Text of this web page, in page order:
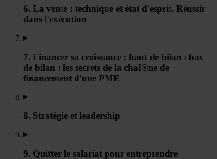
6. La vente : technique et état d'esprit. Réussir
dans l'exécution
7. Financer sa croissance : haut de bilan / bas
de bilan : les secrets de la chaI®ne de
financement d'une PME
8. Stratégie et leadership
9. Quitter le salariat pour entreprendre